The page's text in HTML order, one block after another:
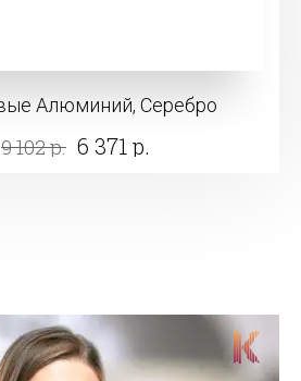
Алюминий, Серебро
9 102 р. 6 371 р.